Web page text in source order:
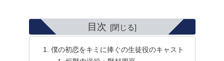
目次
僕の初恋をキミに捧ぐの生徒役のキャスト